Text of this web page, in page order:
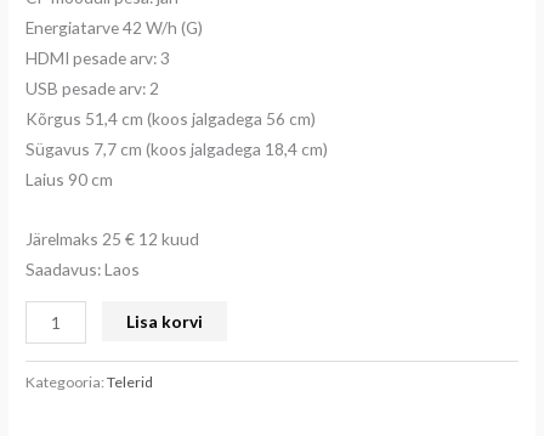
Energiatarve 42 W/h (G)
HDMI pesade arv: 3
USB pesade arv: 2
Kõrgus 51,4 cm (koos jalgadega 56 cm)
Sügavus 7,7 cm (koos jalgadega 18,4 cm)
Laius 90 cm
Järelmaks 25 € 12 kuud
Saadavus: Laos
Lisa korvi
Kategooria:Telerid